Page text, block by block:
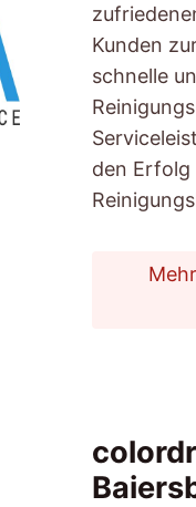
Kunden
schnelle
den Erfolg